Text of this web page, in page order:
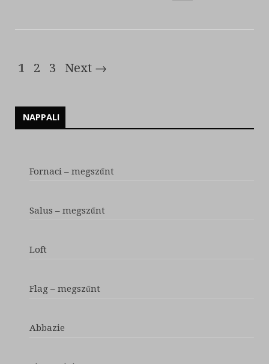
1 2 3 Next →
NAPPALI
Fornaci – megszűnt
Salus – megszűnt
Loft
Flag – megszűnt
Abbazie